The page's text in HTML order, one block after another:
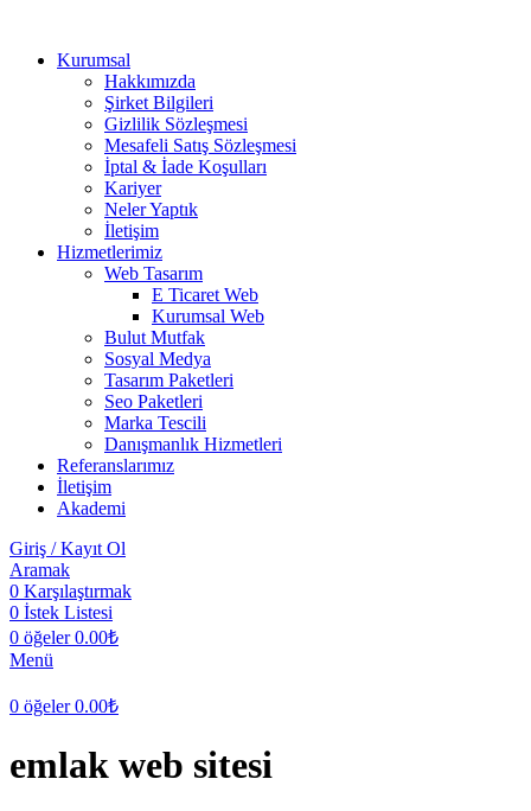
Kurumsal
Hakkımızda
Şirket Bilgileri
Gizlilik Sözleşmesi
Mesafeli Satış Sözleşmesi
İptal & İade Koşulları
Kariyer
Neler Yaptık
İletişim
Hizmetlerimiz
Web Tasarım
E Ticaret Web
Kurumsal Web
Bulut Mutfak
Sosyal Medya
Tasarım Paketleri
Seo Paketleri
Marka Tescili
Danışmanlık Hizmetleri
Referanslarımız
İletişim
Akademi
Giriş / Kayıt Ol
Aramak
0 Karşılaştırmak
0 İstek Listesi
0 öğeler 0.00₺
Menü
0 öğeler 0.00₺
emlak web sitesi